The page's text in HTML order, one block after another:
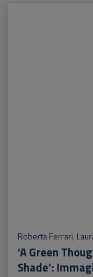
Roberta Ferrari,
‘A Green
Shade’: